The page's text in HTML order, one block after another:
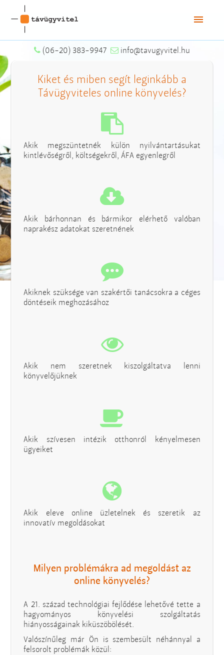
Főoldal
Könyvelőváltás
Munkatársak
(06-20) 383-9947 info@tavugyvitel.hu
Kiket és miben segít leginkább a
Távügyviteles online könyvelés?
Akik megszüntetnék külön nyilvántartásukat
kintlévőségről, költségekről, ÁFA egyenlegről
Akik bárhonnan és bármikor elérhető valóban
naprakész adatokat szeretnének
Akiknek szüksége van szakértői tanácsokra a céges
döntéseik meghozásához
Akik nem szeretnek kiszolgáltatva lenni
könyvelőjüknek
Akik szívesen intézik otthonról kényelmesen
ügyeiket
Akik eleve online üzletelnek és szeretik az
innovatív megoldásokat
Milyen problémákra ad megoldást az
online könyvelés?
A 21. század technológiai fejlődése lehetővé tette a
hagyományos könyvelési szolgáltatás
hiányosságainak kiküszöbölését.
Valószínűleg már Ön is szembesült néhánnyal a
felsorolt problémák közül: